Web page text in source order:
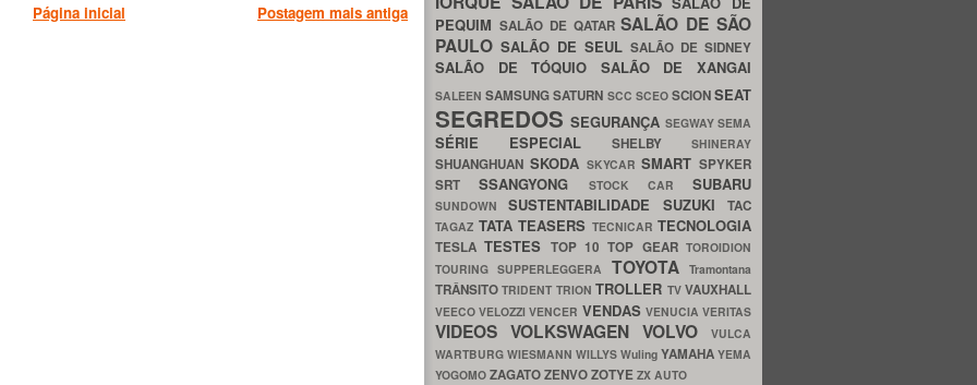
Postagem mais antiga
Página inicial
PEQUIM SALÃO DE QATARSALÃO DE SÃO
PAULO SALÃO DE SEUL SALÃO DE SIDNEY
SALÃO DE TÓQUIO SALÃO DE XANGAI
SALEENSAMSUNGSATURN SCC SCEO SCIONSEAT
SEGREDOSSEGURANÇA SEGWAYSEMA
SÉRIE ESPECIAL SHELBY SHINERAY
SHUANGHUAN SKODA SKYCARSMART SPYKER
SRTSSANGYONG STOCK CAR SUBARU
SUNDOWNSUSTENTABILIDADE SUZUKITAC
TAGAZ TATA TEASERS TECNICAR TECNOLOGIA
TESLATESTES TOP 10TOP GEARTOROIDION
TOURING SUPPERLEGGERA TOYOTATramontana
TRÂNSITOTRIDENT TRIONTROLLER TVVAUXHALL
VEECOVELOZZIVENCER VENDAS VENUCIAVERITAS
VIDEOS VOLKSWAGEN VOLVO
VULCA
WARTBURG WIESMANN WILLYS Wuling YAMAHA YEMA
YOGOMO ZAGATOZENVOZOTYE ZX AUTO